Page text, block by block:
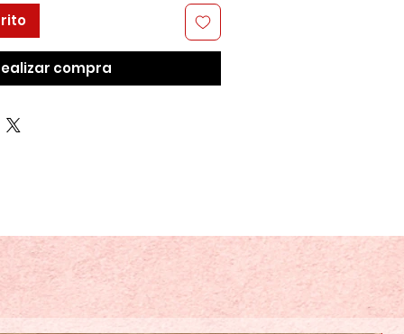
compra